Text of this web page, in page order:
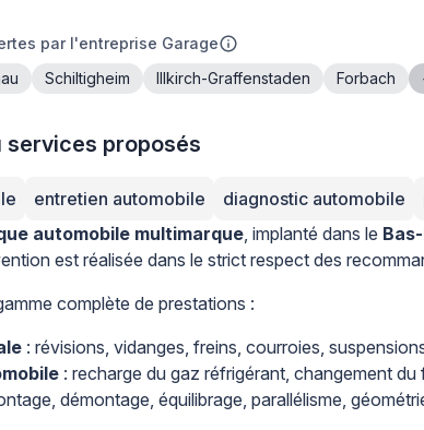
par l'entreprise Garage
Schiltigheim Illkirch-Graffenstaden Forbach
services proposés
entretien automobile diagnostic automobile
automobile multimarque , implanté dans le
est réalisée dans le strict respect des
complète de prestations :
: révisions, vidanges, freins, courroies,
: recharge du gaz réfrigérant, changement
démontage, équilibrage, parallélisme,